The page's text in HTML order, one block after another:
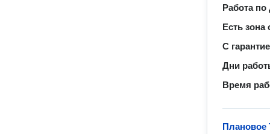
Работа по
Есть
С
Дни
Время
Плановое